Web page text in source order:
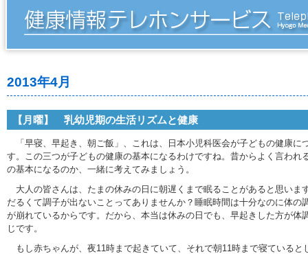
2013年4月
【月曜】 乳幼児期の生活リズムと健康
「早寝、早起き、朝ご飯」、これは、日本小児科医会が子どもの健康に
す。この三つが子どもの健康の基本になるわけですね。昔からよく言われ
の基本になるのか、一緒に考えてみましょう。
大人の皆さんは、たまの休みの日に朝遅くまで眠ることがあると思いま
だるくて調子が出ないことってありませんか？睡眠時間は十分なのに体の
が崩れているからです。だから、本当は休みの日でも、早起きした方が体
じです。
もし赤ちゃんが、夜11時まで起きていて、それで朝11時まで寝ていると